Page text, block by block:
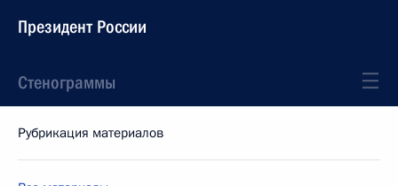
Президент России
Стенограммы
Рубрикация материалов